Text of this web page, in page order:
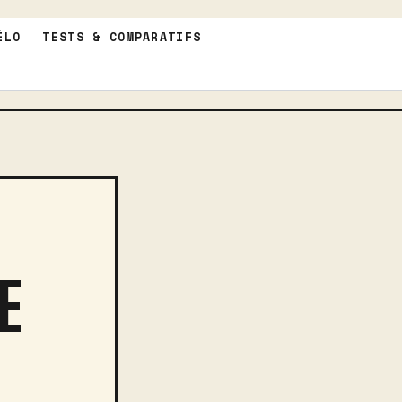
TESTS & COMPARATIFS